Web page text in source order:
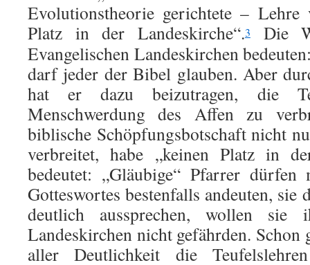
Evolutionstheorie gerichtete – Lehre
Platz in der Landeskirche“.3Die
Evangelischen Landeskirchen
darf jeder der Bibel glauben. Aber
hat er dazu beizutragen, die
Menschwerdung des Affen zu
biblische Schöpfungsbotschaft nicht
verbreitet, habe „keinen Platz in
bedeutet: „Gläubige“ Pfarrer dürfen
Gotteswortes bestenfalls andeuten, sie
deutlich aussprechen, wollen
Landeskirchen nicht gefährden.
aller Deutlichkeit die